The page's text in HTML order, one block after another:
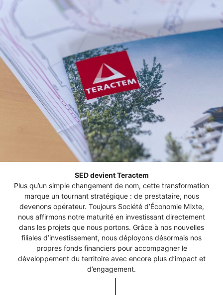
SED devient Teractem
Plus qu’un simple changement de nom, cette transformation
marque un tournant stratégique : de prestataire, nous
devenons opérateur. Toujours Société d’Économie Mixte,
nous affirmons notre maturité en investissant directement
dans les projets que nous portons. Grâce à nos nouvelles
filiales d’investissement, nous déployons désormais nos
propres fonds financiers pour accompagner le
développement du territoire avec encore plus d’impact et
d’engagement.